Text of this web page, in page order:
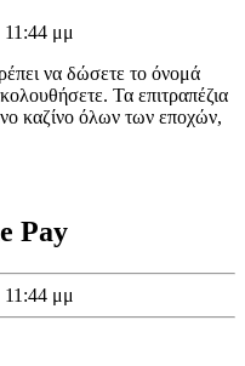
καζινο
11:44 μμ
Τα επιτραπέζια
καζίνο όλων των εποχών,
Pay
11:44 μμ